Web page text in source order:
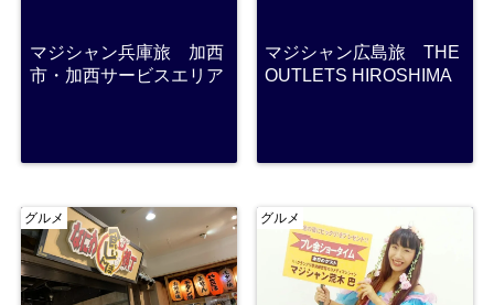
マジシャン兵庫旅 加西
市・加西サービスエリア
マジシャン広島旅 THE
OUTLETS HIROSHIMA
グルメ グルメ